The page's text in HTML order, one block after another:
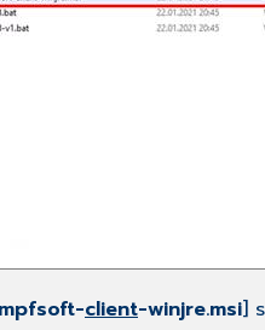
client-winjre.msi]